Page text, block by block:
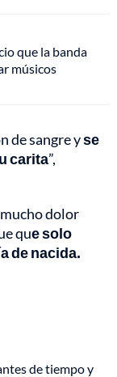
que la banda
músicos
de sangre yse
carita”,
dolor
que solo
de nacida.
de tiempo y